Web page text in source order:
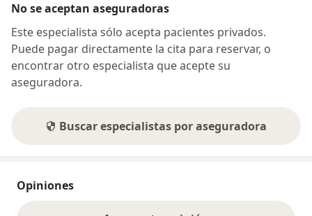
No se aceptan aseguradoras
Este especialista sólo acepta pacientes privados.
Puede pagar directamente la cita para reservar, o
encontrar otro especialista que acepte su
aseguradora.
Buscar especialistas por aseguradora
Opiniones